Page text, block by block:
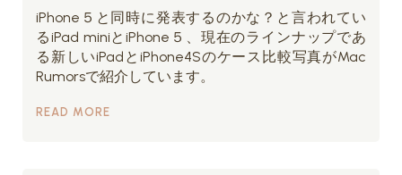
iPhone５と同時に発表するのかな？と言われてい
るiPad miniとiPhone５、現在のラインナップであ
る新しいiPadとiPhone4Sのケース比較写真がMac
Rumorsで紹介しています。
READ MORE